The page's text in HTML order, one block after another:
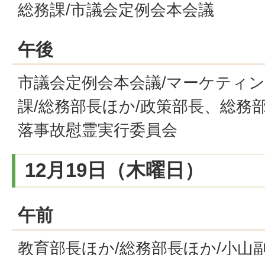
総務課/市議会定例会本会議
午後
市議会定例会本会議/マーケティ
課/総務部長ほか/政策部長、総務
落事故慰霊実行委員会
12月19日（木曜日）
午前
教育部長ほか/総務部長ほか/小山